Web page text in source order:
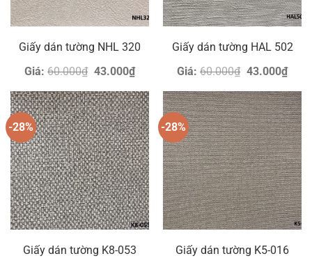
Giấy dán tường NHL 320
Giá: 60.000₫ Giá
là:
60.000₫.
43.000₫Giá
hiện
tại
là:
43.000₫.
Giấy dán tường HAL 502
Giá: 60.000₫ Giá
là:
60.000₫.
43.000₫Giá
hiện
tại
là:
-28%
Giấy dán tường K8-053
-28%
Giấy dán tường K5-016